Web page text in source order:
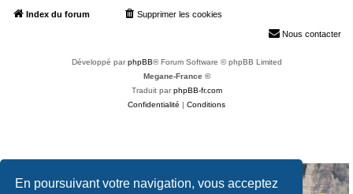
En poursuivant votre navigation, vous acceptez
Index du forum Supprimer les cookies
Nous contacter
Développé parphpBB® Forum Software © phpBB Limited
Megane-France ©
Traduit parphpBB-fr.com
Confidentialité | Conditions